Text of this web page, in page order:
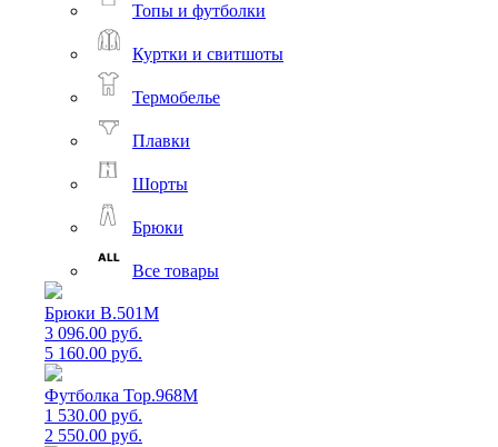
Топы и футболки
Куртки и свитшоты
Термобелье
Плавки
Шорты
Брюки
Все товары
Брюки B.501M
3 096.00 руб.
5 160.00 руб.
Футболка Top.968M
1 530.00 руб.
2 550.00 руб.